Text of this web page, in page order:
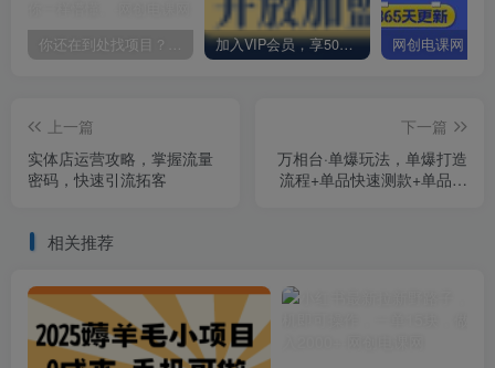
你还在到处找项目？还在当韭菜？我却靠卖项目一个月赚5万，曾经我也和你一样懵懂。 加入VIP会员，享50%的推广提成，免费学习多种网上创业课程，菜鸟秒变大神！
上一篇
实体店运营攻略，掌握流量
密码，快速引流拓客
下一篇
万相台·单爆玩法，单爆打造
流程+单品快速测款+单品双
相关推荐